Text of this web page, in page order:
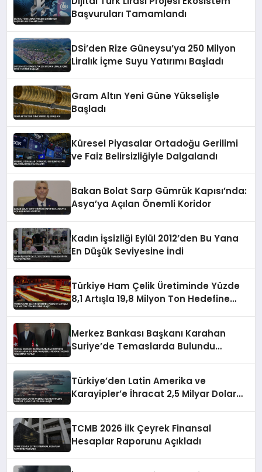
Başvuruları Tamamlandı
DSİ’den Rize Güneysu’ya 250 Milyon
Liralık İçme Suyu Yatırımı Başladı
Gram Altın Yeni Güne Yükselişle
Başladı
Küresel Piyasalar Ortadoğu Gerilimi
ve Faiz Belirsizliğiyle Dalgalandı
Bakan Bolat Sarp Gümrük Kapısı’nda:
Asya’ya Açılan Önemli Koridor
Kadın İşsizliği Eylül 2012’den Bu Yana
En Düşük Seviyesine İndi
Türkiye Ham Çelik Üretiminde Yüzde
8,1 Artışla 19,8 Milyon Ton Hedefine
Merkez Bankası Başkanı Karahan
Suriye’de Temaslarda Bulundu
Türkiye’den Latin Amerika ve
Karayipler’e İhracat 2,5 Milyar Dolara
TCMB 2026 İlk Çeyrek Finansal
Hesaplar Raporunu Açıkladı